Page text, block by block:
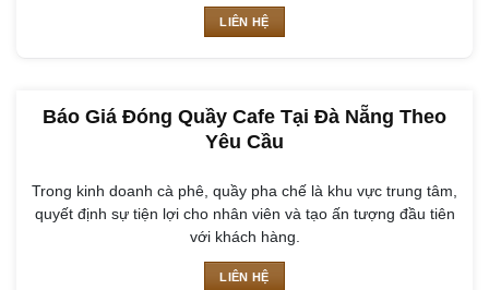
LIÊN HỆ
Báo Giá Đóng Quầy Cafe Tại Đà Nẵng Theo
Yêu Cầu
Trong kinh doanh cà phê, quầy pha chế là khu vực trung tâm,
quyết định sự tiện lợi cho nhân viên và tạo ấn tượng đầu tiên
với khách hàng.
LIÊN HỆ